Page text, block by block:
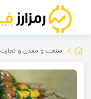
صنعت و معدن و تجارت